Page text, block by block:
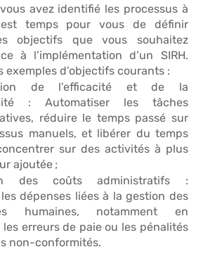
avez identifié les processus à
temps pour vous de définir
objectifs que vous souhaitez
à l’implémentation d’un SIRH.
exemples d’objectifs courants :
de l’efficacité et de la
: Automatiser les tâches
réduire le temps passé sur
manuels, et libérer du temps
sur des activités à plus
ajoutée ;
des coûts administratifs :
dépenses liées à la gestion des
humaines, notamment en
erreurs de paie ou les pénalités
non-conformités.